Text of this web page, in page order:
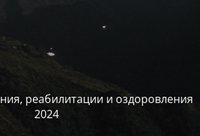
реабилитации и оздоровления
2024